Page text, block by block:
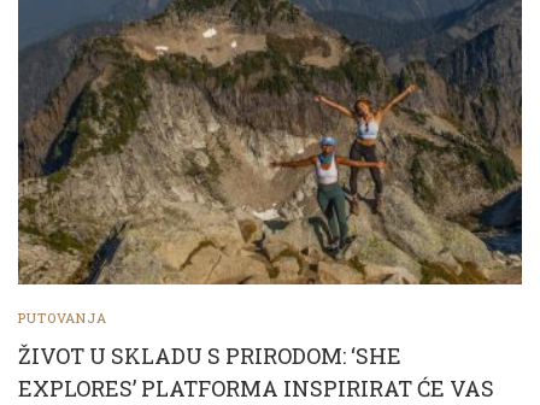
PUTOVANJA
ŽIVOT U SKLADU S PRIRODOM: ‘SHE
EXPLORES’ PLATFORMA INSPIRIRAT ĆE VAS